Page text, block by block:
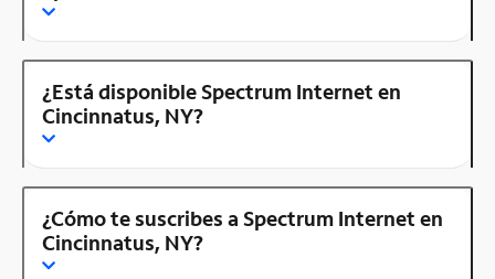
¿Está disponible Spectrum Internet en
Cincinnatus, NY?
¿Cómo te suscribes a Spectrum Internet en
Cincinnatus, NY?